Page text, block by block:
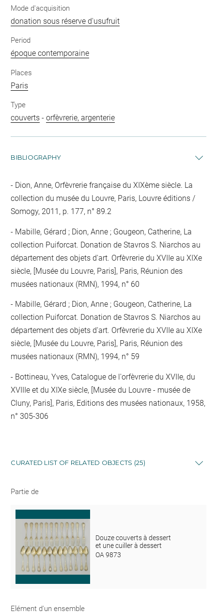
Mode d'acquisition
donation sous réserve d'usufruit
Period
époque contemporaine
Places
Paris
Type
couverts -orfèvrerie, argenterie
BIBLIOGRAPHY
Dion, Anne, Orfèvrerie française du XIXème siècle. La
collection du musée du Louvre, Paris, Louvre éditions /
Somogy, 2011, p. 177, n° 89.2
Mabille, Gérard ; Dion, Anne ; Gougeon, Catherine, La
collection Puiforcat. Donation de Stavros S. Niarchos au
département des objets d'art. Orfèvrerie du XVIIe au XIXe
siècle, [Musée du Louvre, Paris], Paris, Réunion des
musées nationaux (RMN), 1994, n° 60
Mabille, Gérard ; Dion, Anne ; Gougeon, Catherine, La
collection Puiforcat. Donation de Stavros S. Niarchos au
département des objets d'art. Orfèvrerie du XVIIe au XIXe
siècle, [Musée du Louvre, Paris], Paris, Réunion des
musées nationaux (RMN), 1994, n° 59
Bottineau, Yves, Catalogue de l'orfèvrerie du XVIIe, du
XVIIIe et du XIXe siècle, [Musée du Louvre - musée de
Cluny, Paris], Paris, Editions des musées nationaux, 1958,
n° 305-306
CURATED LIST OF RELATED OBJECTS (25)
Partie de
Douze couverts à dessert
et une cuiller à dessert
OA 9873
Elément d'un ensemble